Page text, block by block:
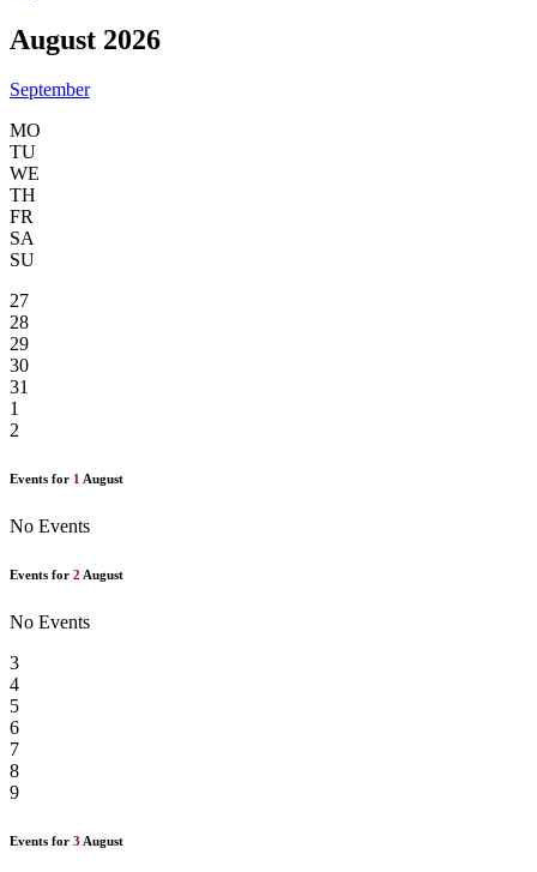
August 2026
September
MO
TU
WE
TH
FR
SA
SU
27
28
29
30
31
1
2
Events for 1 August
No Events
Events for 2 August
No Events
3
4
5
6
7
8
9
Events for 3 August